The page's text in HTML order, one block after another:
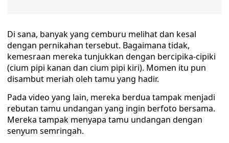
Di sana, banyak yang cemburu melihat dan kesal
dengan pernikahan tersebut. Bagaimana tidak,
kemesraan mereka tunjukkan dengan bercipika-cipiki
(cium pipi kanan dan cium pipi kiri). Momen itu pun
disambut meriah oleh tamu yang hadir.
Pada video yang lain, mereka berdua tampak menjadi
rebutan tamu undangan yang ingin berfoto bersama.
Mereka tampak menyapa tamu undangan dengan
senyum semringah.